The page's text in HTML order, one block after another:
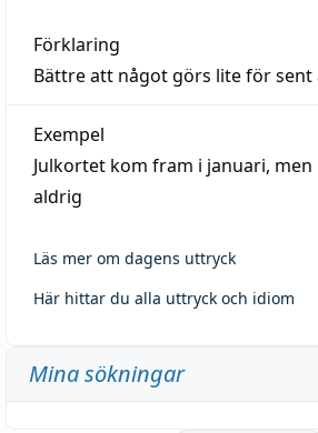
Förklaring
Bättre att något görs lite för sent
Exempel
Julkortet kom fram i januari,
aldrig
Läs mer om dagens uttryck
Här hittar du alla uttryck och idiom
Mina sökningar